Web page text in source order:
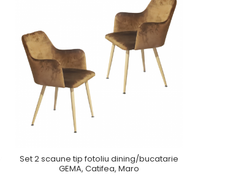
Set 2 scaune tip fotoliu dining/bucatarie
GEMA, Catifea, Maro